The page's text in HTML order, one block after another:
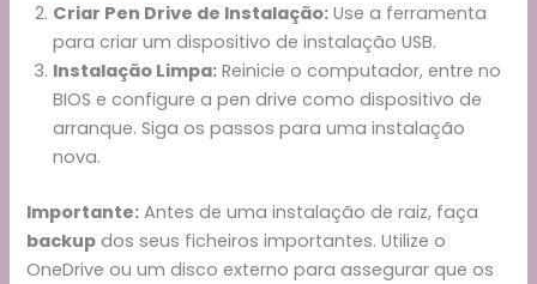
Criar Pen Drive de Instalação: Use a ferramenta
para criar um dispositivo de instalação USB.
Instalação Limpa: Reinicie o computador, entre no
BIOS e configure a pen drive como dispositivo de
arranque. Siga os passos para uma instalação
nova.
Importante: Antes de uma instalação de raiz, faça
backup dos seus ficheiros importantes. Utilize o
OneDrive ou um disco externo para assegurar que os